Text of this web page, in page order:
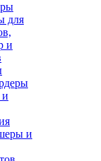
для
и
и